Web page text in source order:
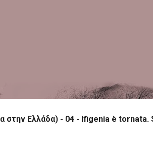
στην Ελλάδα) - 04 - Ifigenia è tornata.